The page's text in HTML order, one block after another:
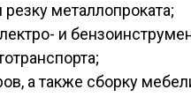
металлопроката;
и
а также сборку